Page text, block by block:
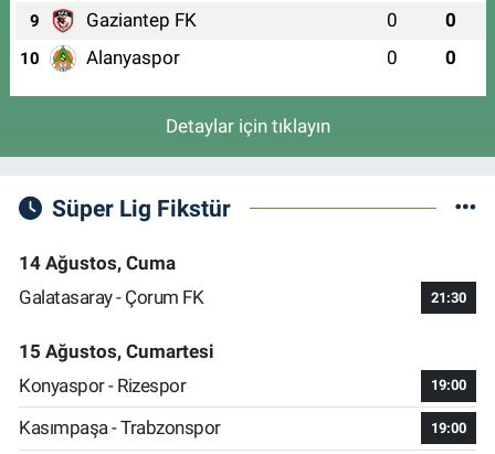
9 Gaziantep FK 0 0
10 Alanyaspor 0 0
Detaylar için tıklayın
Süper Lig Fikstür
14 Ağustos, Cuma
Galatasaray - Çorum FK
21:30
15 Ağustos, Cumartesi
Konyaspor - Rizespor
19:00
Kasımpaşa - Trabzonspor 19:00